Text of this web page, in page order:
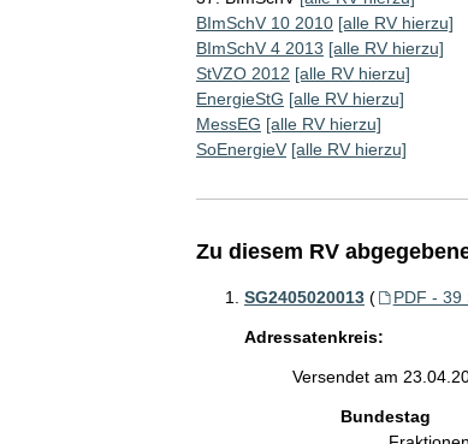
BImSchV 10 2010 [alle RV hierzu]
BImSchV 4 2013 [alle RV hierzu]
StVZO 2012 [alle RV hierzu]
EnergieStG [alle RV hierzu]
MessEG [alle RV hierzu]
SoEnergieV [alle RV hierzu]
Zu diesem RV
SG2405020013 ( PDF - 39
Adressatenkreis:
Versendet am
Bundestag